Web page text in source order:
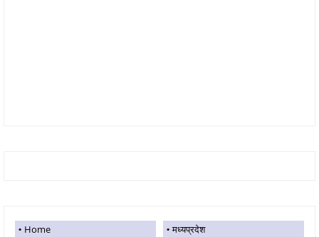
Home
मध्यप्रदेश